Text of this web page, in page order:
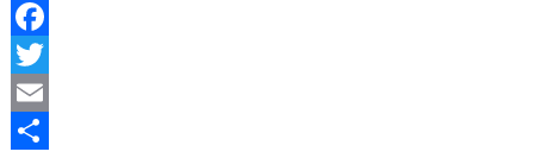
Facebook
Twitter
Email